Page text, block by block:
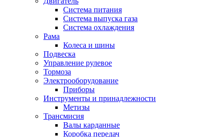
Система питания
Система выпуска газа
Система охлаждения
Рама
Колеса и шины
Подвеска
Управление рулевое
Тормоза
Электрооборудование
Приборы
Инструменты и принадлежности
Метизы
Трансмисия
Валы карданные
Коробка передач